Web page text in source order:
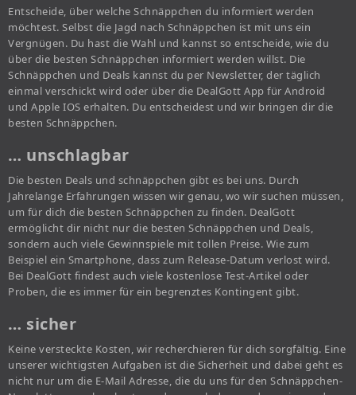
Entscheide, über welche Schnäppchen du informiert werden
möchtest. Selbst die Jagd nach Schnäppchen ist mit uns ein
Vergnügen. Du hast die Wahl und kannst so entscheide, wie du
über die besten Schnäppchen informiert werden willst. Die
Schnäppchen und Deals kannst du per Newsletter, der täglich
einmal verschickt wird oder über die DealGott App für Android
und Apple IOS erhalten. Du entscheidest und wir bringen dir die
besten Schnäppchen.
… unschlagbar
Die besten Deals und schnäppchen gibt es bei uns. Durch
Jahrelange Erfahrungen wissen wir genau, wo wir suchen müssen,
um für dich die besten Schnäppchen zu finden. DealGott
ermöglicht dir nicht nur die besten Schnäppchen und Deals,
sondern auch viele Gewinnspiele mit tollen Preise. Wie zum
Beispiel ein Smartphone, dass zum Release-Datum verlost wird.
Bei DealGott findest auch viele kostenlose Test-Artikel oder
Proben, die es immer für ein begrenztes Kontingent gibt.
… sicher
Keine versteckte Kosten, wir recherchieren für dich sorgfältig. Eine
unserer wichtigsten Aufgaben ist die Sicherheit und dabei geht es
nicht nur um die E-Mail Adresse, die du uns für den Schnäppchen-